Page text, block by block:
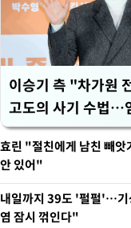
이승기 측 "차가원
고도의 사기 수법…
효린 "절친에게 남친 빼
안 있어"
내일까지 39도 '펄펄'…기
염 잠시 꺾인다"